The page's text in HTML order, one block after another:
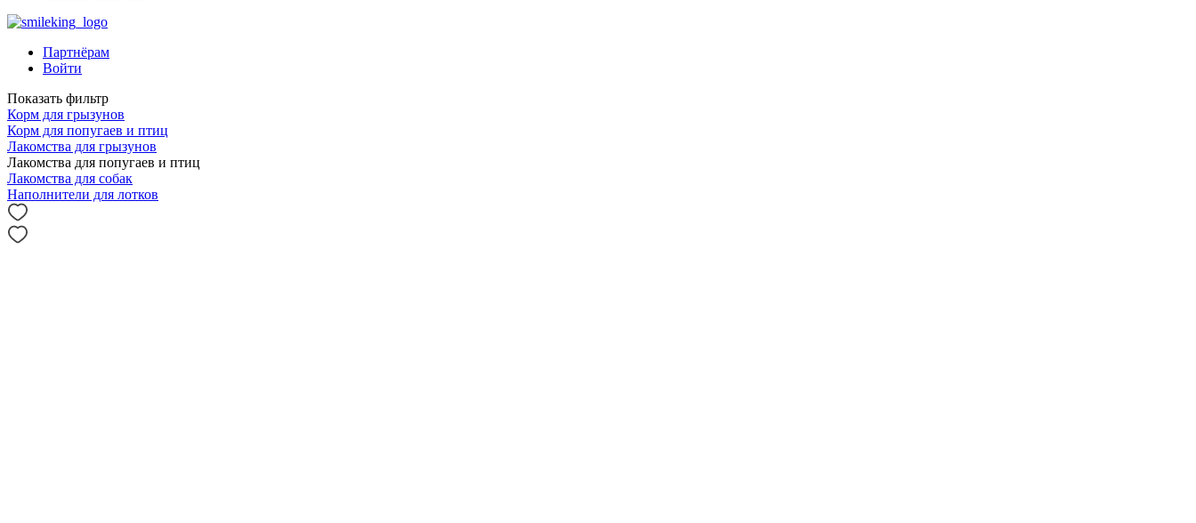
Партнёрам
Войти
Показать фильтр
Корм для грызунов
Корм для попугаев и птиц
Лакомства для грызунов
Лакомства для попугаев и птиц
Лакомства для собак
Наполнители для лотков